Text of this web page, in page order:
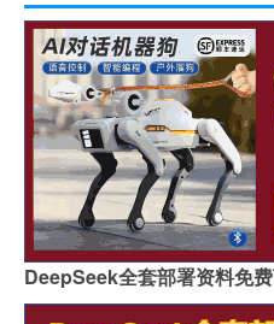
DeepSeek全套部署资料免